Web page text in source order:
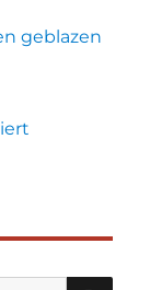
geblazen